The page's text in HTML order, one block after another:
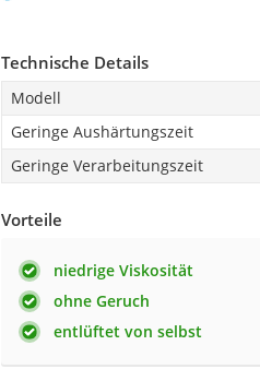
Technische Details
Modell
Geringe Aushärtungszeit
Geringe Verarbeitungszeit
Vorteile
niedrige Viskosität
ohne Geruch
entlüftet von selbst